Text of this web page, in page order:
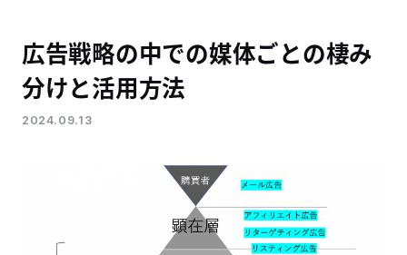
広告戦略の中での媒体ごとの棲み
分けと活用方法
2024.09.13